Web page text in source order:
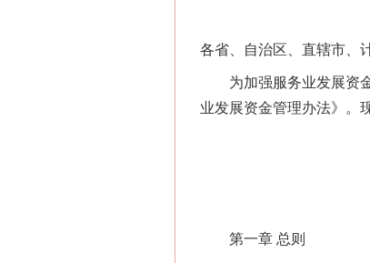
各省、自治区、直辖市、
为加强服务业发展资金
业发展资金管理办法》。
第一章 总则